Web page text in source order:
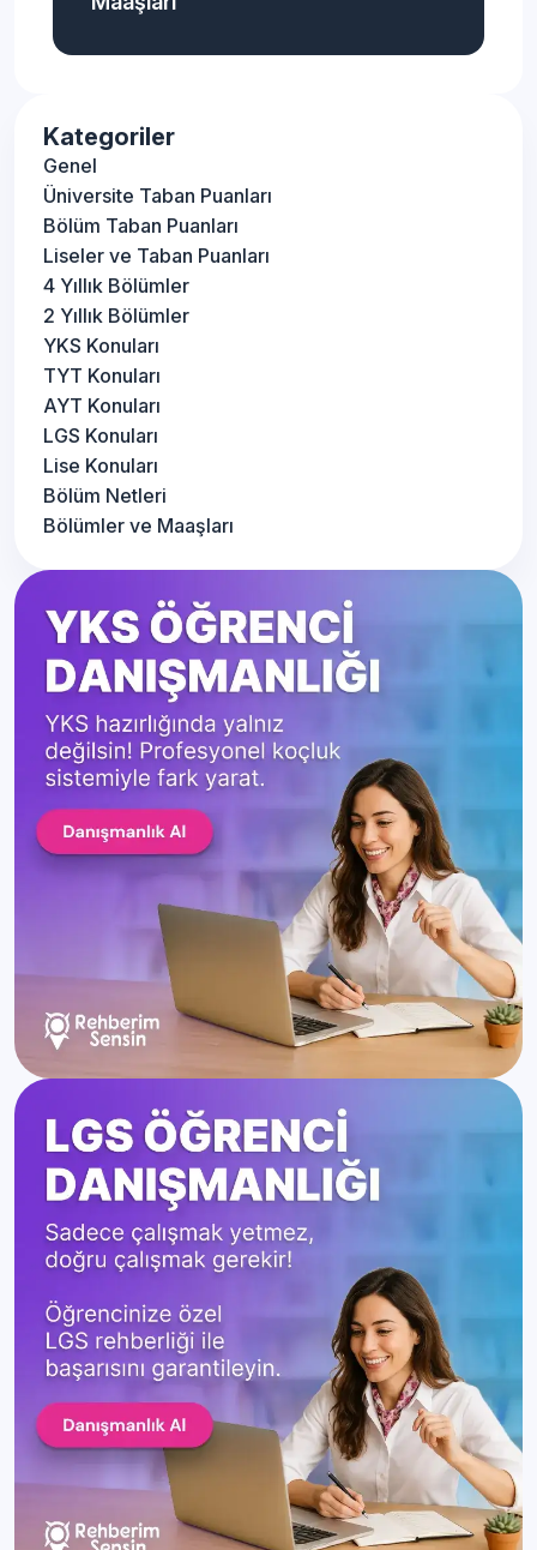
Kategoriler
Genel
Üniversite Taban Puanları
Bölüm Taban Puanları
Liseler ve Taban Puanları
4 Yıllık Bölümler
2 Yıllık Bölümler
YKS Konuları
TYT Konuları
AYT Konuları
LGS Konuları
Lise Konuları
Bölüm Netleri
Bölümler ve Maaşları